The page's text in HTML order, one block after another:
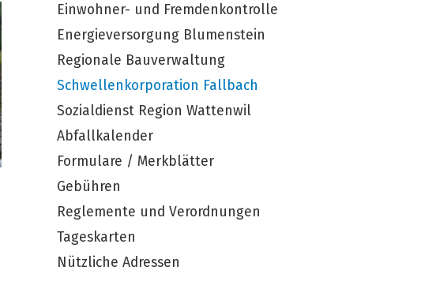
Einwohner- und Fremdenkontrolle
Energieversorgung Blumenstein
Regionale Bauverwaltung
Schwellenkorporation Fallbach
Sozialdienst Region Wattenwil
Abfallkalender
Formulare / Merkblätter
Gebühren
Reglemente und Verordnungen
Tageskarten
Nützliche Adressen